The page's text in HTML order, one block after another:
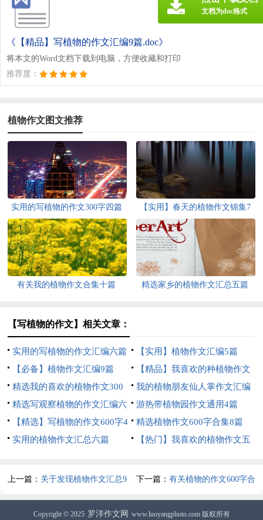
《【精品】写植物的作文汇编9篇.doc》
将本文的Word文档下载到电脑，方便收藏和打印
推荐度：
文档为doc格式
植物作文图文推荐
实用的写植物的作文300字四篇
【实用】春天的植物作文锦集7
有关我的植物作文合集十篇 精选家乡的植物作文汇总五篇
【写植物的作文】相关文章：
实用的写植物的作文汇编六篇
【实用】植物作文汇编5篇
【必备】植物作文汇编9篇
【精品】我喜欢的种植物作文
300字4篇
精选我的喜欢的植物作文300
字合集6篇
我的植物朋友仙人掌作文汇编
15篇
精选写观察植物的作文汇编六
篇
游热带植物园作文通用4篇
【精选】写植物的作文600字4
篇
精选植物作文600字合集8篇
实用的植物作文汇总六篇
【热门】我喜欢的植物作文五
上一篇： 关于发现植物作文汇总9
篇
下一篇： 有关植物的作文600字合
集五篇
Copyright © 2025 罗洋作文网 www.luoyangphoto.com 版权所有